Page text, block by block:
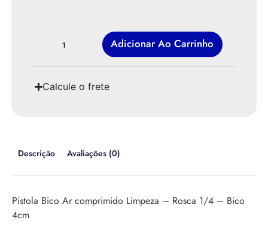
Adicionar Ao Carrinho
Calcule o frete
Descrição Avaliações (0)
Pistola Bico Ar comprimido Limpeza – Rosca 1/4 – Bico
4cm